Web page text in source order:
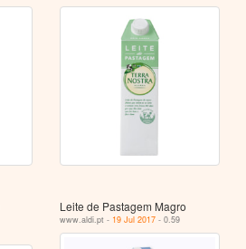
Leite de Pastagem Magro
www.aldi.pt - 19 Jul 2017 - 0.59